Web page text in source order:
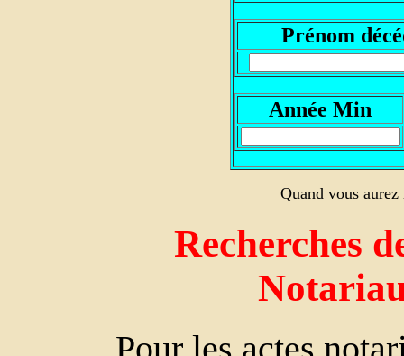
Prénom
Année Min
Quand vous
Recherches